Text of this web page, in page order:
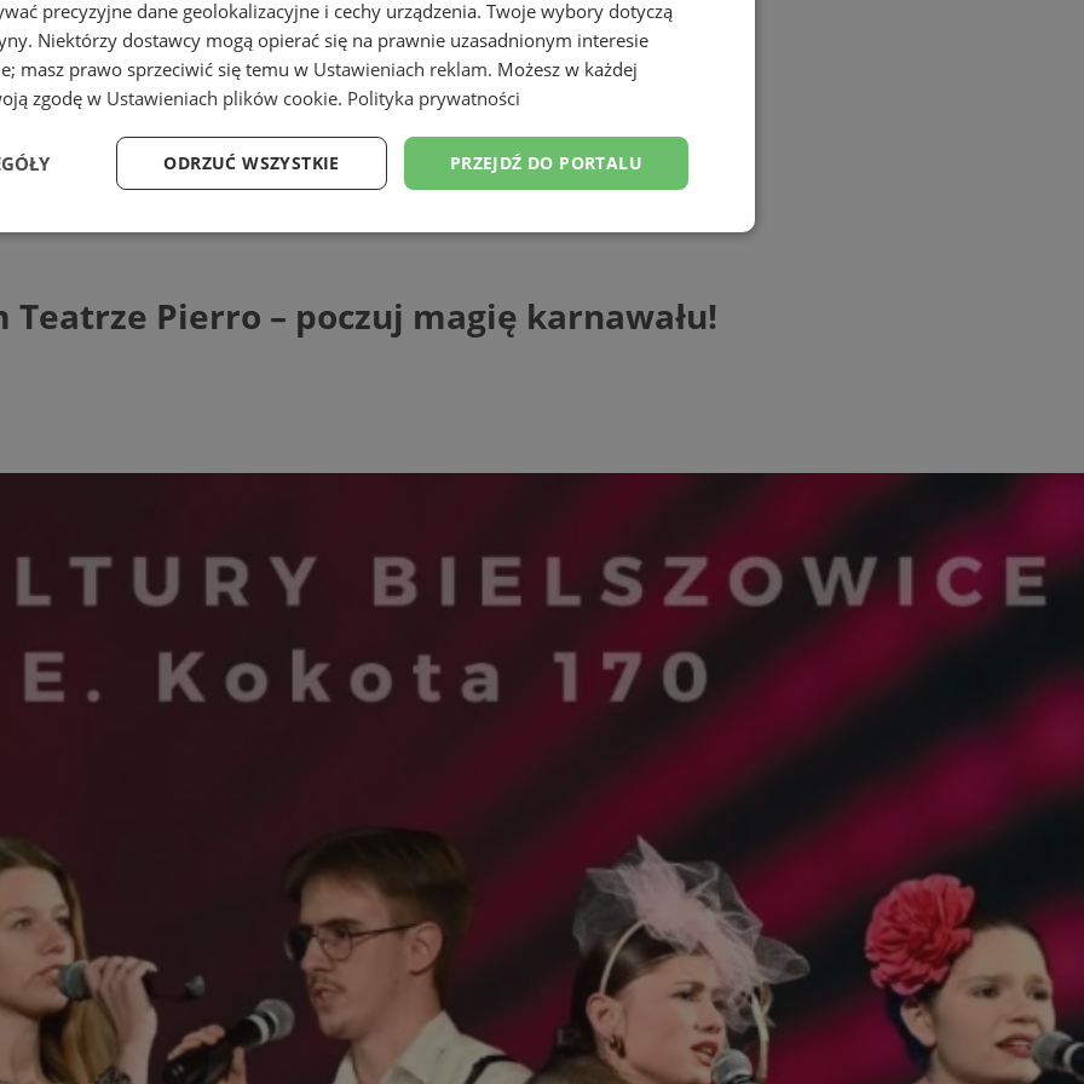
Pierro – poczuj magię karnawału!
Pierro – poczuj magię karnawału!
precyzyjne dane geolokalizacyjne i cechy urządzenia. Twoje wybory dotyczą
Niektórzy dostawcy mogą opierać się na prawnie uzasadnionym interesie
masz prawo sprzeciwić się temu w Ustawieniach reklam. Możesz w każdej
zgodę w Ustawieniach plików cookie. Polityka prywatności
PRZEJDŹ DO PORTALU
ODRZUĆ WSZYSTKIE
Wydajność Targetowanie Funkcjonalność Niesklasyfikowane
niezbędnych plików cookie nie można prawidłowo korzystać ze strony internetowej.
rudaslaska.com.pl 1 rok
Ten plik cookie przechowuje identyfikator sesji.
rudaslaska.com.pl
Ten plik cookie przechowuje identyfikator sesji.
1 tydzień 3 dni
Ten plik cookie jest używany do celów
uwierzytelniania i bezpieczeństwa, zapewniając, że
użytkownicy pozostają zalogowani, a ich dane są
Ten plik cookie służy do rozróżniania ludzi i botów.
Jest to korzystne dla strony internetowej, ponieważ
umożliwia tworzenie ważnych raportów na temat
.youtube.com
5 miesięcy 4
tygodnie
Ten plik cookie jest używany do przechowywania
zgody użytkownika i wyboru prywatności dla ich
interakcji z witryną. Rejestruje dane dotyczące
zgody odwiedzającego na różne polityki i
ustawienia prywatności, zapewniając, że ich
preferencje zostaną uhonorowane w przyszłych
sesjach.
CookieScript
4 tygodnie 2 dni
Ten plik cookie jest używany przez usługę Cookie-
Polityce prywatności Google